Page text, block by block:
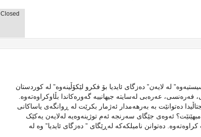
Closed
لە لایەن” دەزگای ئایدیا بۆ فکرو لێکۆڵینەوە” لە کوردستان
فەرەنسی، عەرەبی لەسایتە جیهانییە گەورەکاندا بڵاوکراوەتەوە.
دەتوانێت بە بەرهەمدار ئەژمار بکرێت لە ڕوانگەی یاساکانی
ئەوەی جێگای سەرنجە ئەم توژینەوەیە لەلایەن یەکێک
دەتوانن نامیلکەکە لەڕێگای ” دەزگای ئایدیا” وە لە